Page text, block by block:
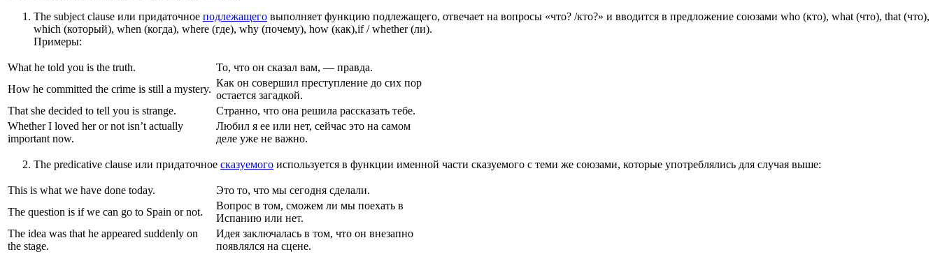
The subject clause или придаточное подлежащего выполняет функцию подлежащего, отвечает на вопросы «что? /кто?» и вводится в предложение союзами who (кто), what (что), that (что),
which (который), when (когда), where (где), why (почему), how (как),if / whether (ли).
Примеры:
What he told you is the truth.
То, что он сказал вам, — правда.
How he committed the crime is still a mystery.
Как он совершил преступление до сих пор
остается загадкой.
That she decided to tell you is strange.
Странно, что она решила рассказать тебе.
Whether I loved her or not isn’t actually
important now.
Любил я ее или нет, сейчас это на самом
деле уже не важно.
The predicative clause или придаточное сказуемого используется в функции именной части сказуемого с теми же союзами, которые употреблялись для случая выше:
This is what we have done today.
Это то, что мы сегодня сделали.
The question is if we can go to Spain or not.
Вопрос в том, сможем ли мы поехать в
Испанию или нет.
The idea was that he appeared suddenly on
the stage.
Идея заключалась в том, что он внезапно
появлялся на сцене.